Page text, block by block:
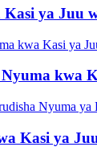
ya Juu
kwa
Kasi ya